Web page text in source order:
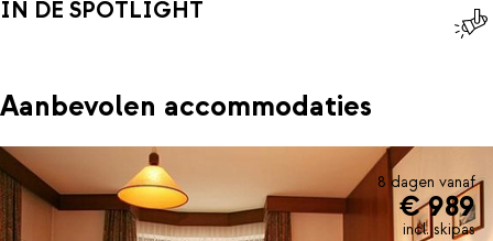
IN DE SPOTLIGHT
Aanbevolen accommodaties
8 dagen vanaf
€ 989
incl. skipas